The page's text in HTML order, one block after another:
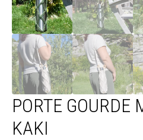
PORTE GOURDE
KAKI